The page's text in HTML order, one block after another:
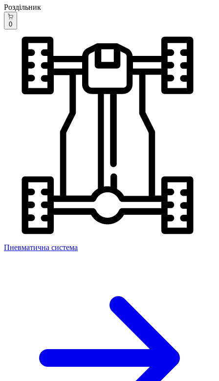
Роздільник
0
Пневматична система